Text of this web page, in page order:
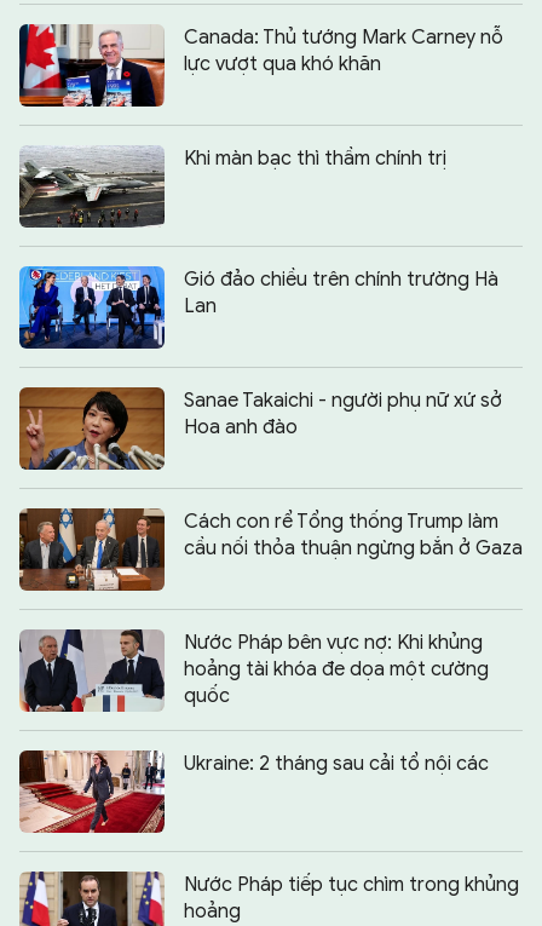
Canada: Thủ tướng Mark Carney nỗ
lực vượt qua khó khăn
Khi màn bạc thì thầm chính trị
Gió đảo chiều trên chính trường Hà
Lan
Sanae Takaichi - người phụ nữ xứ sở
Hoa anh đào
Cách con rể Tổng thống Trump làm
cầu nối thỏa thuận ngừng bắn ở Gaza
Nước Pháp bên vực nợ: Khi khủng
hoảng tài khóa đe dọa một cường
quốc
Ukraine: 2 tháng sau cải tổ nội các
Nước Pháp tiếp tục chìm trong khủng
hoảng